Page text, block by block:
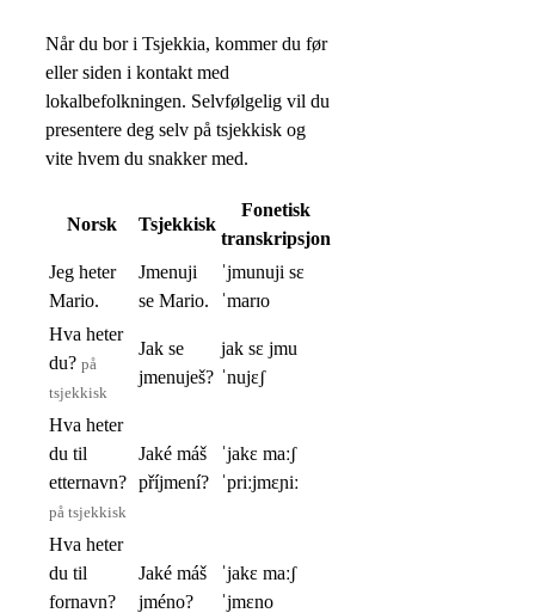
Når du bor i Tsjekkia, kommer du før
eller siden i kontakt med
lokalbefolkningen. Selvfølgelig vil du
presentere deg selv på tsjekkisk og
vite hvem du snakker med.
Norsk Tsjekkisk
Fonetisk
transkripsjon
Jeg heter
Mario.
Jmenuji
se Mario.
ˈjmunuji sɛ
ˈmarɪo
Hva heter
du? på
tsjekkisk
Jak se
jmenuješ?
jak sɛ jmu
ˈnujɛʃ
Hva heter
du til
etternavn?
på tsjekkisk
Jaké máš
příjmení?
ˈjakɛ maːʃ
ˈpriːjmɛɲiː
Hva heter
du til
fornavn?
Jaké máš
jméno?
ˈjakɛ maːʃ
ˈjmɛno